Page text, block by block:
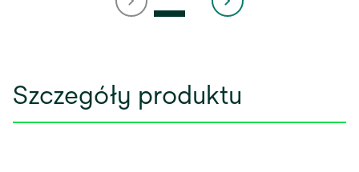
Szczegóły produktu